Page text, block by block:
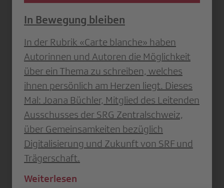
In Bewegung bleiben
In der Rubrik «Carte blanche» haben
Autorinnen und Autoren die Möglichkeit
über ein Thema zu schreiben, welches
ihnen persönlich am Herzen liegt. Dieses
Mal: Joana Büchler, Mitglied des Leitenden
Ausschusses der SRG Zentralschweiz,
über Gemeinsamkeiten bezüglich
Digitalisierung und Zukunft von SRF und
Trägerschaft.
Weiterlesen